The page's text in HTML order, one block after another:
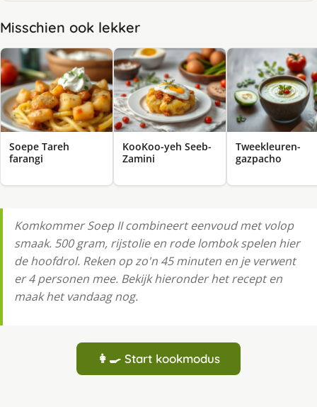
Misschien ook lekker
Soepe Tareh
farangi
KooKoo-yeh Seeb-
Zamini
Tweekleuren-
gazpacho
Komkommer Soep II combineert eenvoud met volop
smaak. 500 gram, rijstolie en rode lombok spelen hier
de hoofdrol. Reken op zo'n 45 minuten en je verwent
er 4 personen mee. Bekijk hieronder het recept en
maak het vandaag nog.
👩‍🍳 Start kookmodus